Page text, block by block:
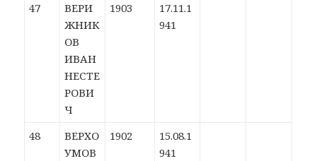
47
ВЕРИ
ЖНИК
ОВ
ИВАН
НЕСТЕ
РОВИ
Ч
1903
17.11.1
941
48
ВЕРХО
УМОВ
1902
15.08.1
941